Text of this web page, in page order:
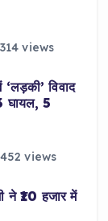
314 views
विवाद
घायल, 5
452 views
₹10 हजार में